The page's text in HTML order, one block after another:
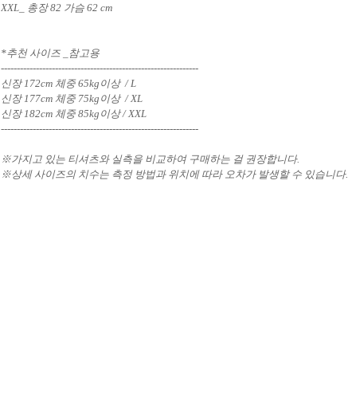
XXL_ 총장 82 가슴 62 cm
*추천 사이즈 _참고용
--------------------------------------------------------------
신장 172cm 체중 65kg이상 / L
신장 177cm 체중 75kg이상 / XL
신장 182cm 체중 85kg이상 / XXL
--------------------------------------------------------------
※가지고 있는 티셔츠와 실측을 비교하여 구매하는 걸 권장합니다.
※상세 사이즈의 치수는 측정 방법과 위치에 따라 오차가 발생할 수 있습니다.